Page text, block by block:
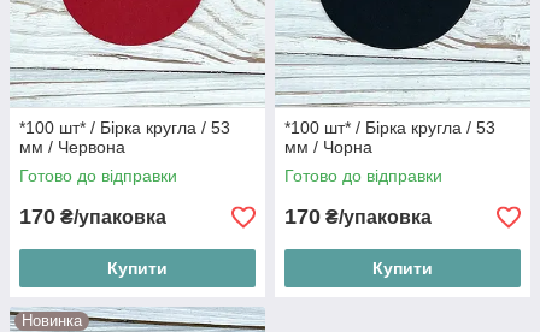
*100 шт* / Бірка кругла / 53
мм / Червона
Готово до відправки
170 ₴/упаковка
Купити
*100 шт* / Бірка кругла / 53
мм / Чорна
Готово до відправки
170 ₴/упаковка
Купити
Новинка